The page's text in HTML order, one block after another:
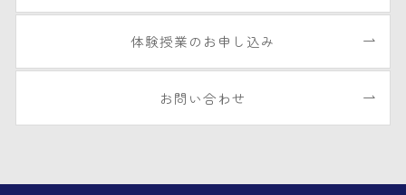
体験授業のお申し込み
お問い合わせ